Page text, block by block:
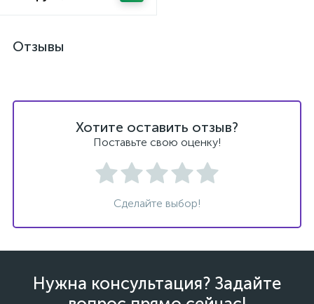
Отзывы
Хотите оставить отзыв?
Поставьте свою оценку!
Сделайте выбор!
Нужна консультация? Задайте